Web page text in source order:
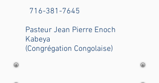
716-381-7645
Pasteur Jean Pierre Enoch
Kabeya
(Congrégation Congolaise)